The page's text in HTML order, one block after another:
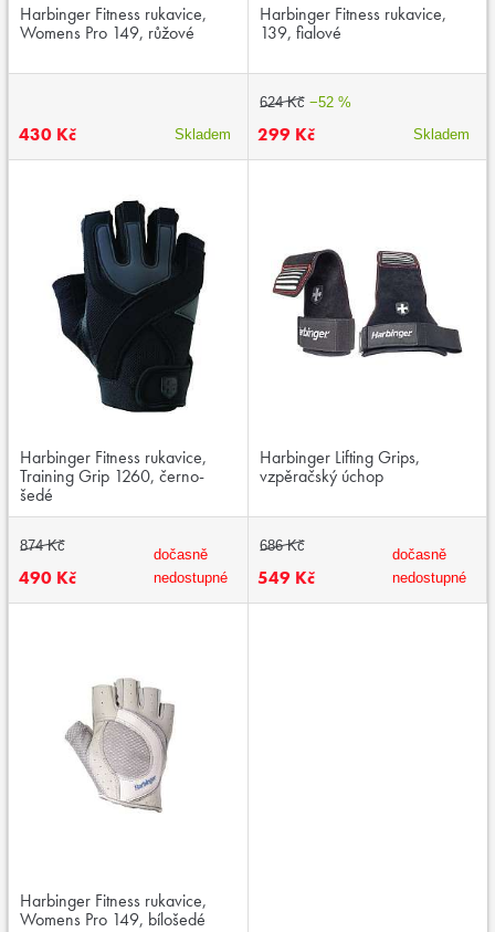
Harbinger Fitness rukavice,
Womens Pro 149, růžové
430 Kč Skladem
Harbinger Fitness rukavice,
139, fialové
624 Kč −52 %
299 Kč Skladem
Harbinger Fitness rukavice,
Training Grip 1260, černo-
šedé
874 Kč
490 Kč
dočasně
nedostupné
Harbinger Lifting Grips,
vzpěračský úchop
686 Kč
549 Kč
dočasně
nedostupné
Harbinger Fitness rukavice,
Womens Pro 149, bílošedé